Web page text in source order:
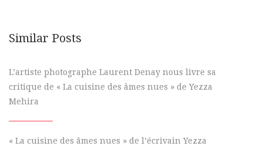
Similar Posts
L’artiste photographe Laurent Denay nous livre sa
critique de « La cuisine des âmes nues » de Yezza
Mehira
« La cuisine des âmes nues » de l’écrivain Yezza